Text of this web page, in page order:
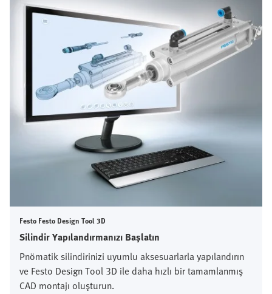
Festo Festo Design Tool 3D
Silindir Yapılandırmanızı Başlatın
Pnömatik silindirinizi uyumlu aksesuarlarla yapılandırın
ve Festo Design Tool 3D ile daha hızlı bir tamamlanmış
CAD montajı oluşturun.